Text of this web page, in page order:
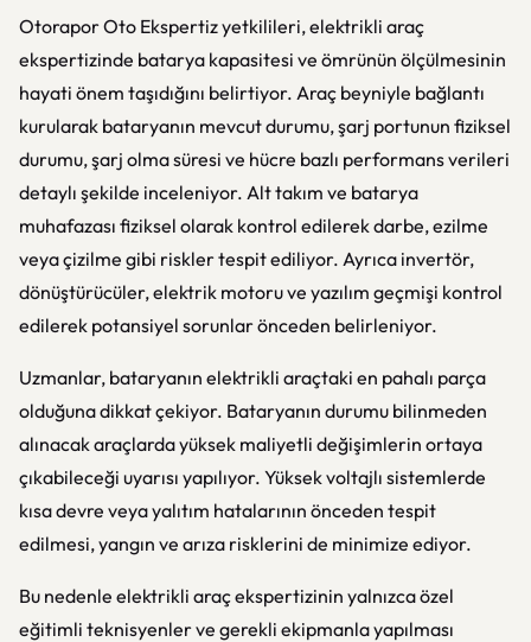
Otorapor Oto Ekspertiz yetkilileri, elektrikli araç
ekspertizinde batarya kapasitesi ve ömrünün ölçülmesinin
hayati önem taşıdığını belirtiyor. Araç beyniyle bağlantı
kurularak bataryanın mevcut durumu, şarj portunun fiziksel
durumu, şarj olma süresi ve hücre bazlı performans verileri
detaylı şekilde inceleniyor. Alt takım ve batarya
muhafazası fiziksel olarak kontrol edilerek darbe, ezilme
veya çizilme gibi riskler tespit ediliyor. Ayrıca invertör,
dönüştürücüler, elektrik motoru ve yazılım geçmişi kontrol
edilerek potansiyel sorunlar önceden belirleniyor.
Uzmanlar, bataryanın elektrikli araçtaki en pahalı parça
olduğuna dikkat çekiyor. Bataryanın durumu bilinmeden
alınacak araçlarda yüksek maliyetli değişimlerin ortaya
çıkabileceği uyarısı yapılıyor. Yüksek voltajlı sistemlerde
kısa devre veya yalıtım hatalarının önceden tespit
edilmesi, yangın ve arıza risklerini de minimize ediyor.
Bu nedenle elektrikli araç ekspertizinin yalnızca özel
eğitimli teknisyenler ve gerekli ekipmanla yapılması